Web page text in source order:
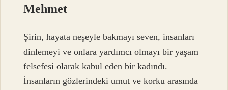
Mehmet
Şirin, hayata neşeyle bakmayı seven, insanları
dinlemeyi ve onlara yardımcı olmayı bir yaşam
felsefesi olarak kabul eden bir kadındı.
İnsanların gözlerindeki umut ve korku arasında